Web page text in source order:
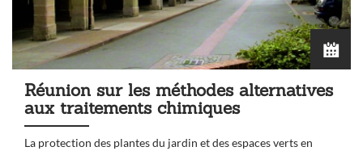
Réunion sur les méthodes alternatives
aux traitements chimiques
La protection des plantes du jardin et des espaces verts en